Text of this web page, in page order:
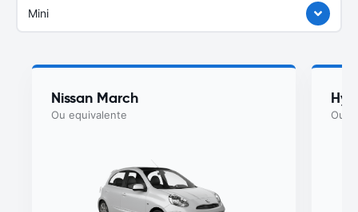
Mini
Nissan March
Ou equivalente Ou